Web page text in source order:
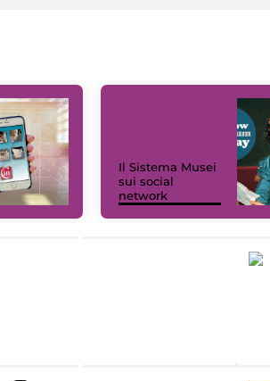
Il Sistema Musei
sui social
network